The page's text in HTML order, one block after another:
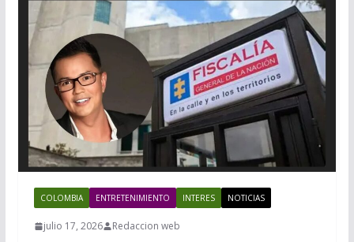
COLOMBIA ENTRETENIMIENTO INTERES NOTICIAS
julio 17, 2026 Redaccion web